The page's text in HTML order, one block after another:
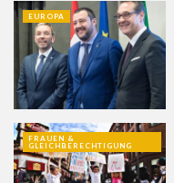
EUROPA
FRAUEN &
GLEICHBERECHTIGUNG